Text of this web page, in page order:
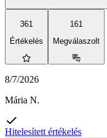
361
Értékelés
161
Megválaszolt
8/7/2026
Mária N.
Hitelesített értékelés